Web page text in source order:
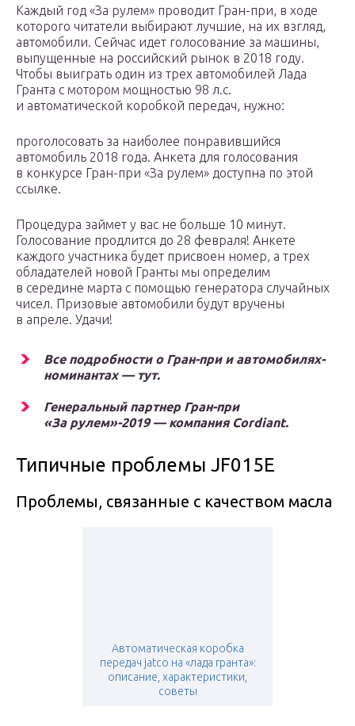
Каждый год «За рулем» проводит Гран-при, в ходе
которого читатели выбирают лучшие, на их взгляд,
автомобили. Сейчас идет голосование за машины,
выпущенные на российский рынок в 2018 году.
Чтобы выиграть один из трех автомобилей Лада
Гранта с мотором мощностью 98 л.с.
и автоматической коробкой передач, нужно:
проголосовать за наиболее понравившийся
автомобиль 2018 года. Анкета для голосования
в конкурсе Гран-при «За рулем» доступна по этой
ссылке.
Процедура займет у вас не больше 10 минут.
Голосование продлится до 28 февраля! Анкете
каждого участника будет присвоен номер, а трех
обладателей новой Гранты мы определим
в середине марта с помощью генератора случайных
чисел. Призовые автомобили будут вручены
в апреле. Удачи!
Все подробности о Гран-при и автомобилях-
номинантах — тут.
Генеральный партнер Гран-при
«За рулем»-2019 — компания Cordiant.
Типичные проблемы JF015E
Проблемы, связанные с качеством масла
Автоматическая коробка
передач jatco на «лада гранта»:
описание, характеристики,
советы